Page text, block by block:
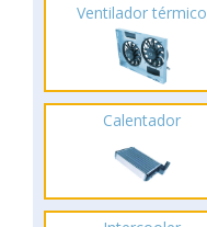
Ventilador térmico
Calentador